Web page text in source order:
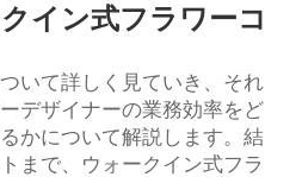
イン式フラワーコ
いて詳しく見ていき、それ
デザイナーの業務効率をど
かについて解説します。結
まで、ウォークイン式フラ